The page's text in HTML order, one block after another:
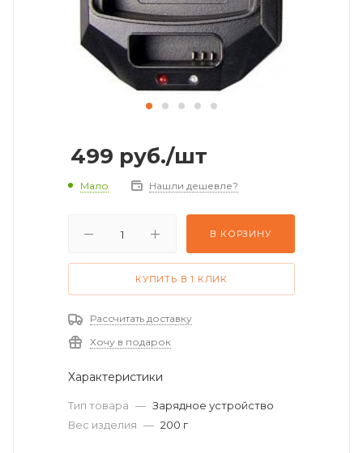
499 руб./шт
Мало Нашли дешевле?
В КОРЗИНУ
КУПИТЬ В 1 КЛИК
Рассчитать доставку
Хочу в подарок
Характеристики
Тип товара — Зарядное устройство
Вес изделия — 200 г